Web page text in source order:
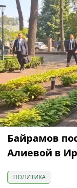
Байрамов
Алиевой в
ПОЛИТИКА